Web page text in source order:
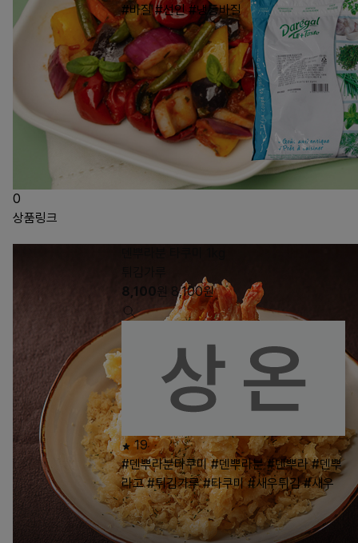
0
#바질 #선인 #냉동바질
상품링크
8,100 원 8,100원
19
#덴뿌라분타쿠미 #덴뿌라분 #덴뿌라 #덴뿌
라고 #튀김가루 #타쿠미 #새우튀김 #새우